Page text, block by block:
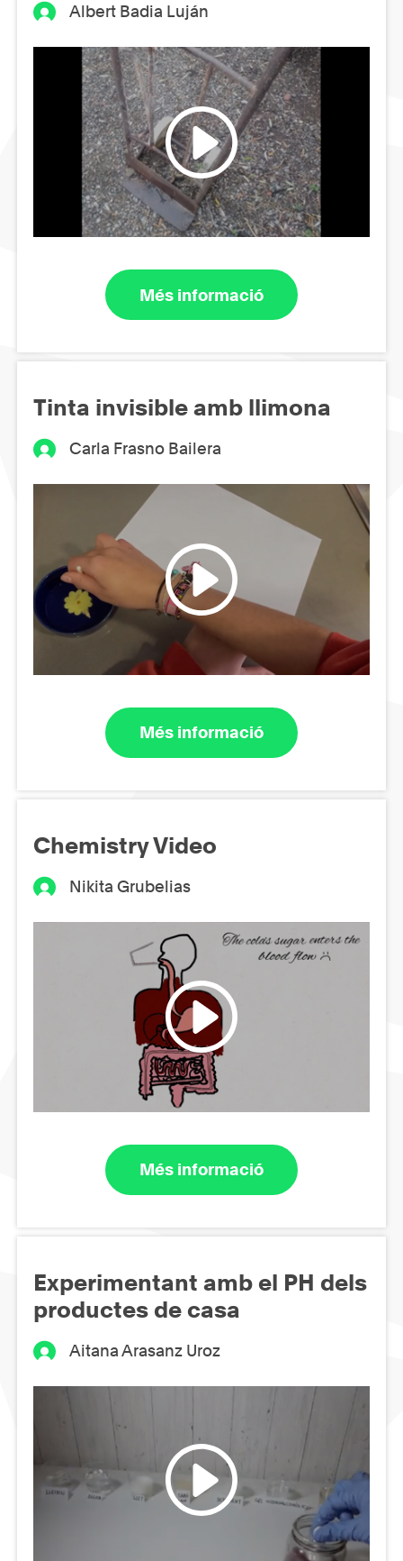
Albert Badia Luján
Més informació
Tinta invisible amb llimona
Carla Frasno Bailera
Més informació
Chemistry Video
Nikita Grubelias
Més informació
Experimentant amb el PH dels
productes de casa
Aitana Arasanz Uroz